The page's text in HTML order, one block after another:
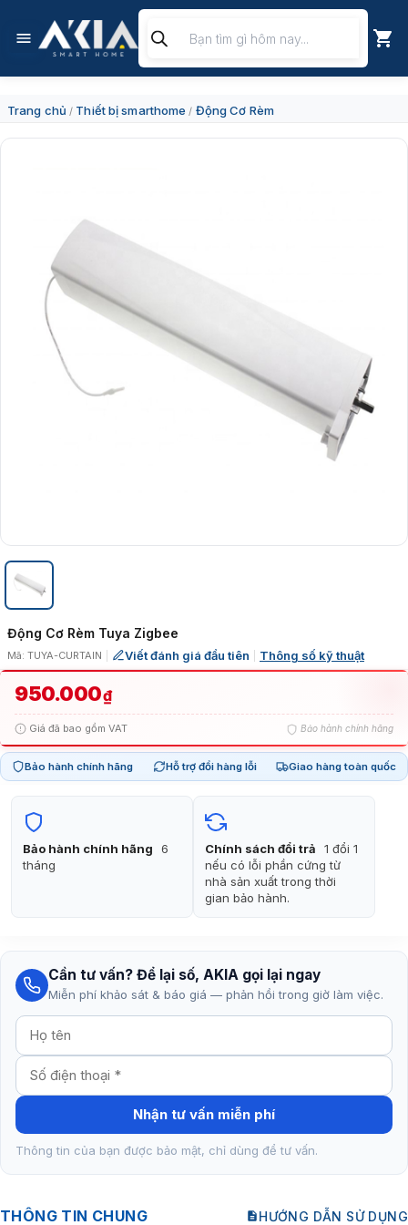
kiếm
sản
Trang chủ / Thiết bị smarthome / Động Cơ Rèm
Động Cơ Rèm Tuya Zigbee
Mã: TUYA-CURTAIN Viết đánh giá đầu tiên Thông số kỹ thuật
950.000₫
Giá đã bao gồm VAT Bảo hành chính hãng
Bảo hành chính hãng Hỗ trợ đổi hàng lỗi Giao hàng toàn quốc
Bảo hành chính hãng
6
tháng
Chính sách đổi trả
1 đổi 1
nếu có lỗi phần cứng từ
nhà sản xuất trong thời
gian bảo hành.
Cần tư vấn? Để lại số, AKIA gọi lại ngay
Miễn phí khảo sát & báo giá — phản hồi trong giờ làm việc.
Nhận tư vấn miễn phí
Thông tin của bạn được bảo mật, chỉ dùng để tư vấn.
THÔNG TIN CHUNG HƯỚNG DẪN SỬ DỤNG